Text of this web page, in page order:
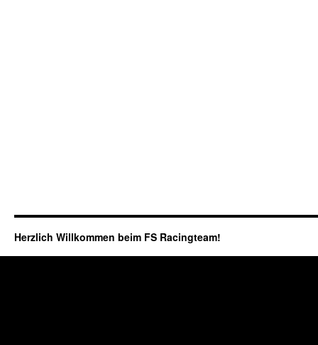
Herzlich Willkommen beim FS Racingteam!